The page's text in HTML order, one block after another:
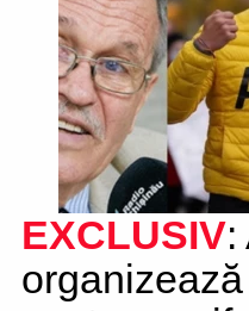
EXCLUSIV: